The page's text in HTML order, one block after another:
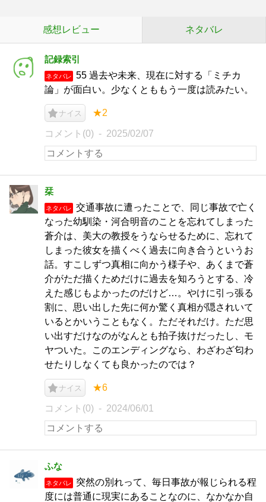
感想レビュー ネタバレ
記録索引
ネタバレ
55 過去や未来、現在に対する「ミチカ
論」が面白い。少なくとももう一度は読みたい。
ナイス ★2
コメント(0) 2025/02/07
栞
ネタバレ
交通事故に遭ったことで、同じ事故で亡く
なった幼馴染・河合明音のことを忘れてしまった
蒼介は、美大の教授をうならせるために、忘れて
しまった彼女を描くべく過去に向き合うというお
話。すこしずつ真相に向かう様子や、あくまで蒼
介がただ描くためだけに過去を知ろうとする、冷
えた感じもよかったのだけど…。やけに引っ張る
割に、思い出した先に何か驚く真相が隠されいて
いるとかいうこともなく。ただそれだけ。ただ思
い出すだけなのがなんとも拍子抜けだったし、モ
ヤついた。このエンディングなら、わざわざ匂わ
せたりしなくても良かったのでは？
ナイス ★6
コメント(0) 2024/06/01
ふな
ネタバレ
突然の別れって、毎日事故が報じられる程
度には普通に現実にあることなのに、なかなか自